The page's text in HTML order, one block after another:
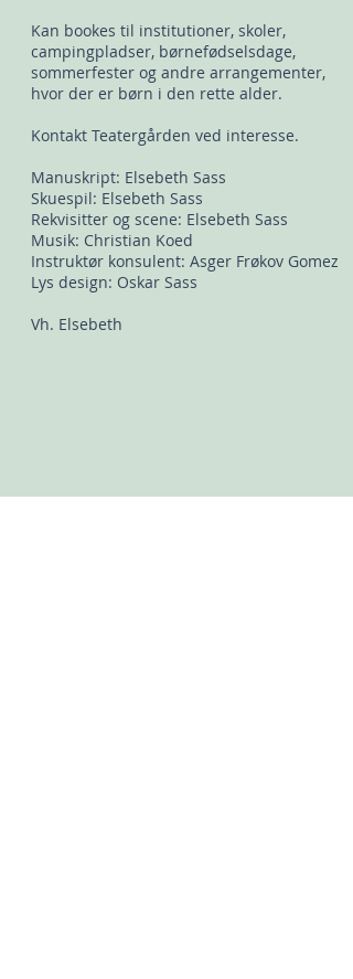
Kan bookes til institutioner, skoler,
campingpladser, børnefødselsdage,
sommerfester og andre arrangementer,
hvor der er børn i den rette alder.
Kontakt Teatergården ved interesse.
Manuskript: Elsebeth Sass
Skuespil: Elsebeth Sass
Rekvisitter og scene: Elsebeth Sass
Musik: Christian Koed
Instruktør konsulent: Asger Frøkov Gomez
Lys design: Oskar Sass
Vh. Elsebeth